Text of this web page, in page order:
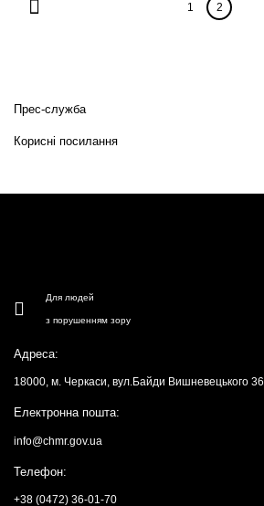
1 2
Прес-служба
Корисні посилання
Для людей
з порушенням зору
Адреса:
18000, м. Черкаси, вул.Байди Вишневецького 36
Електронна пошта:
info@chmr.gov.ua
Телефон:
+38 (0472) 36-01-70